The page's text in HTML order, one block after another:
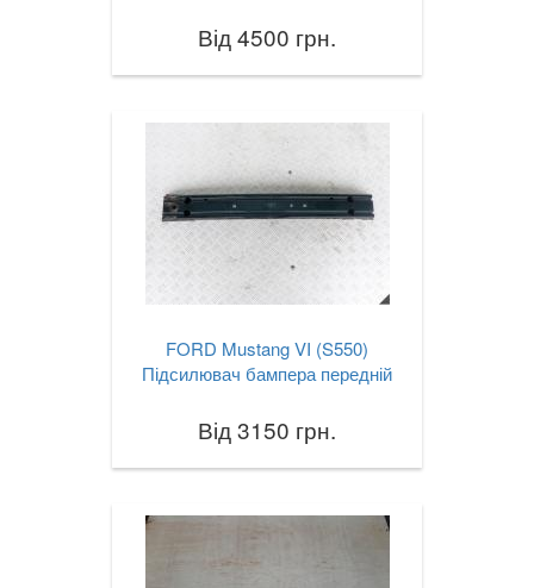
Від 4500 грн.
FORD Mustang VI (S550)
Підсилювач бампера передній
Від 3150 грн.